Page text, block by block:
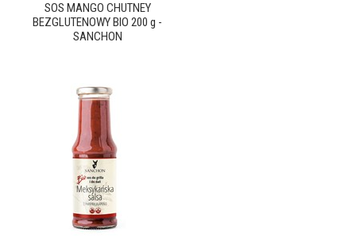
SOS MANGO CHUTNEY
BEZGLUTENOWY BIO 200 g -
SANCHON